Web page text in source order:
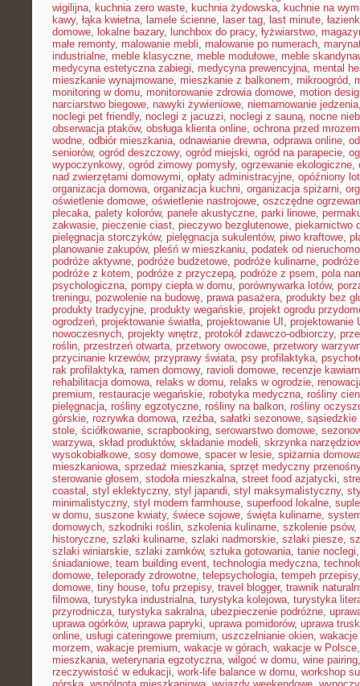
wigilijna, kuchnia zero waste, kuchnia żydowska, kuchnie na
kawy, łąka kwietna, lamele ścienne, laser tag, last minute,
domowe, lokalne bazary, lunchbox do pracy, łyżwiarstwo,
małe remonty, malowanie mebli, malowanie po numerach,
industrialne, meble klasyczne, meble modułowe, meble
medycyna estetyczna zabiegi, medycyna prewencyjna, mental
mieszkanie wynajmowane, mieszkanie z balkonem, mikroogród,
monitoring w domu, monitorowanie zdrowia domowe, motion
narciarstwo biegowe, nawyki żywieniowe, niemarnowanie jedzenia
noclegi pet friendly, noclegi z jacuzzi, noclegi z sauną, nocne
obserwacja ptaków, obsługa klienta online, ochrona przed mrozem
wodne, odbiór mieszkania, odnawianie drewna, odprawa online,
seniorów, ogród deszczowy, ogród miejski, ogród na parapecie,
wypoczynkowy, ogród zimowy pomysły, ogrzewanie ekologiczne,
nad zwierzętami domowymi, opłaty administracyjne, opóźniony lot
organizacja domowa, organizacja kuchni, organizacja spiżarni,
oświetlenie domowe, oświetlenie nastrojowe, oszczędne
plecaka, palety kolorów, panele akustyczne, parki linowe,
zakwasie, pieczenie ciast, pieczywo bezglutenowe, piekarnictwo
pielęgnacja storczyków, pielęgnacja sukulentów, piwo kraftowe,
planowanie zakupów, pleśń w mieszkaniu, podatek od
podróże aktywne, podróże budżetowe, podróże kulinarne,
podróże z kotem, podróże z przyczepą, podróże z psem, pola
psychologiczna, pompy ciepła w domu, porównywarka lotów,
treningu, pozwolenie na budowę, prawa pasażera, produkty bez
produkty tradycyjne, produkty wegańskie, projekt ogrodu
ogrodzeń, projektowanie światła, projektowanie UI , projektowanie
nowoczesnych, projekty wnętrz, protokół zdawczo-odbiorczy,
roślin, przestrzeń otwarta, przetwory owocowe, przetwory
przycinanie krzewów, przyprawy świata, psy profilaktyka,
rak profilaktyka, ramen domowy, ravioli domowe, recenzje
rehabilitacja domowa, relaks w domu, relaks w ogrodzie,
premium, restauracje wegańskie, robotyka medyczna, rośliny
pielęgnacja, rośliny egzotyczne, rośliny na balkon, rośliny
górskie, rozrywka domowa, rzeźba, sałatki sezonowe, sąsiedzkie
stole, ściółkowanie, scrapbooking, serowarstwo domowe,
warzywa, skład produktów, składanie modeli, skrzynka
wysokobiałkowe, sosy domowe, spacer w lesie, spiżarnia
mieszkaniowa, sprzedaż mieszkania, sprzęt medyczny przenośny
sterowanie głosem, stodoła mieszkalna, street food azjatycki,
coastal , styl eklektyczny, styl japandi, styl maksymalistyczny,
minimalistyczny, styl modern farmhouse, superfood lokalne,
w domu, suszone kwiaty, świece sojowe, święta kulinarne,
domowych, szkodniki roślin, szkolenia kulinarne, szkolenie psów,
historyczne, szlaki kulinarne, szlaki nadmorskie, szlaki piesze,
szlaki winiarskie, szlaki zamków, sztuka gotowania, tanie noclegi
śniadaniowe, team building event, technologia medyczna,
domowe, teleporady zdrowotne, telepsychologia, tempeh przepisy
domowe, tiny house, tofu przepisy, travel blogger, trawnik
filmowa, turystyka industrialna, turystyka kolejowa, turystyka
przyrodnicza, turystyka sakralna, ubezpieczenie podróżne,
uprawa ogórków, uprawa papryki, uprawa pomidorów, uprawa
online, usługi cateringowe premium, uszczelnianie okien,
morzem, wakacje premium, wakacje w górach, wakacje w Polsce
mieszkania, weterynaria egzotyczna, wilgoć w domu, wine pairing
rzeczywistość w edukacji, work-life balance w domu, workshop